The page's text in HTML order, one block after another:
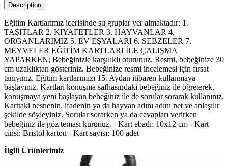
Description
Eğitim Kartlarımız içerisinde şu gruplar yer almaktadır: 1.
TAŞITLAR 2. KIYAFETLER 3. HAYVANLAR 4.
ORGANLARIMIZ 5. EV EŞYALARI 6. SEBZELER 7.
MEYVELER EĞİTİM KARTLARI İLE ÇALIŞMA
YAPARKEN; Bebeğinizle karşılıklı oturunuz. Resmi, bebeğinize 30
cm uzaklıktan gösteriniz. Bebeğinize resmi incelemesi için fırsat
tanıyınız. Eğitim kartlarımızı 15. Aydan itibaren kullanmaya
başlayınız. Kartları konuşma safhasındaki bebeğiniz ile öğreterek,
konuşmaya yeni başlayan bebeğiniz ile de sorular sorarak kullanınız.
Karttaki nesnenin, ifadenin ya da hayvan adını adını net ve anlaşılır
şekilde söyleyiniz. Sorular sorarken ya da cevapları verirken
bebeğiniz ile göz teması kurunuz. - Kart ebadı: 10x12 cm - Kart
cinsi: Bristol karton - Kart sayısı: 100 adet
İlgili Ürünlerimiz